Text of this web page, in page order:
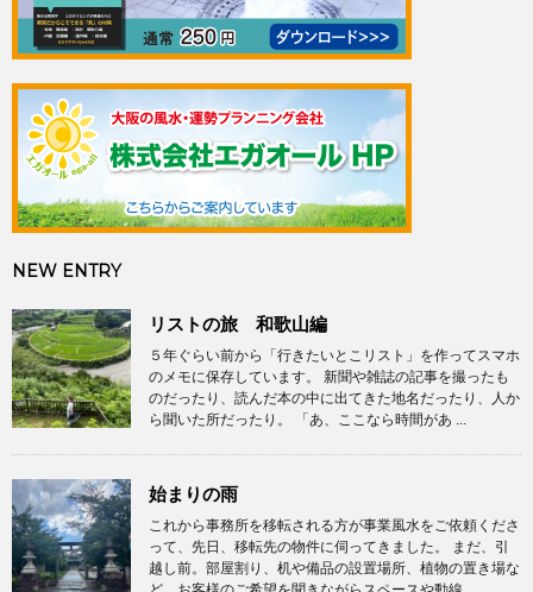
NEW ENTRY
リストの旅 和歌山編
５年ぐらい前から「行きたいとこリスト」を作ってスマホ
のメモに保存しています。 新聞や雑誌の記事を撮ったも
のだったり、読んだ本の中に出てきた地名だったり、人か
ら聞いた所だったり。 「あ、ここなら時間があ ...
始まりの雨
これから事務所を移転される方が事業風水をご依頼くださ
って、先日、移転先の物件に伺ってきました。 まだ、引
越し前。部屋割り、机や備品の設置場所、植物の置き場な